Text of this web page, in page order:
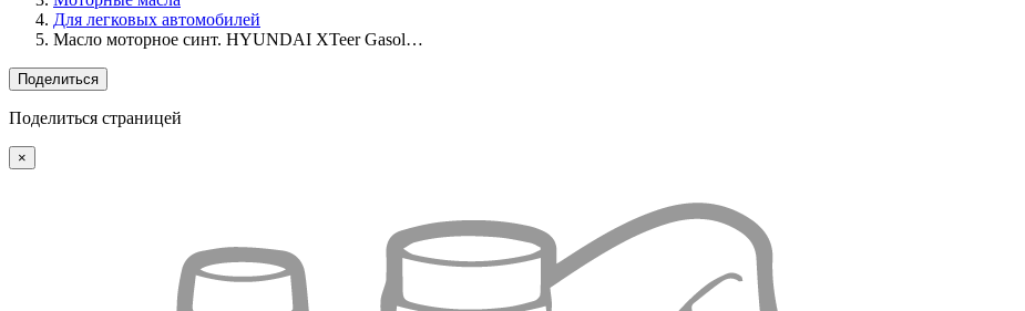
Для легковых автомобилей
Масло моторное синт. HYUNDAI XTeer Gasol…
Поделиться
Поделиться страницей
×